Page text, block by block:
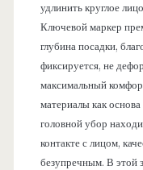
удлинить круглое
Ключевой маркер
глубина посадки,
фиксируется, не
максимальный
материалы как
головной убор
контакте с лицом,
безупречным. В этой